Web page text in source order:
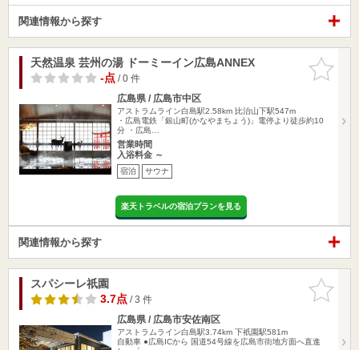
関連情報から探す
お気に入
りに追加
天然温泉 芸州の湯 ドーミーイン広島ANNEX
-点/ 0 件
広島県 / 広島市中区
アストラムライン白島駅2.58km 比治山下駅547m
・広島電鉄「銀山町(かなやまちょう)」電停より徒歩約10
分 ・広島…
営業時間
入浴料金 ～
宿泊 サウナ
楽天トラベルの宿泊プランを見る
関連情報から探す
お気に入
りに追加
スパシーレ祇園
3.7点/ 3 件
広島県 / 広島市安佐南区
アストラムライン白島駅3.74km 下祇園駅581m
自動車 ●広島ICから 国道54号線を広島市街地方面へ直進